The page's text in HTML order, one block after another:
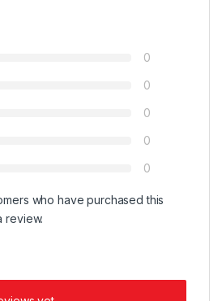
0
0
0
0
0
who have purchased this
review.